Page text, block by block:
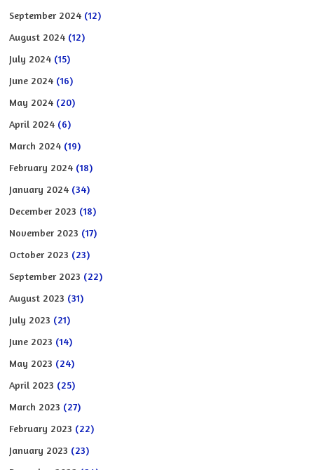
September 2024 (12)
August 2024 (12)
July 2024 (15)
June 2024 (16)
May 2024 (20)
April 2024 (6)
March 2024 (19)
February 2024 (18)
January 2024 (34)
December 2023 (18)
November 2023 (17)
October 2023 (23)
September 2023 (22)
August 2023 (31)
July 2023 (21)
June 2023 (14)
May 2023 (24)
April 2023 (25)
March 2023 (27)
February 2023 (22)
January 2023 (23)